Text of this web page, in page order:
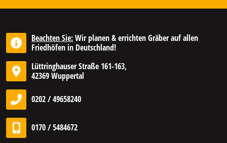
Beachten Sie:Wir planen & errichten Gräber auf allen
Friedhöfen in Deutschland!
Lüttringhauser Straße 161-163,
42369 Wuppertal
0202 / 49658240
0170 / 5484672